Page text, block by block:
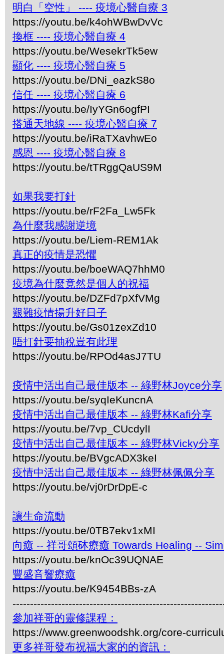
明白「空性」 ---- 疫境心醫自療 3
https://youtu.be/k4ohWBwDvVc
換框 ---- 疫境心醫自療 4
https://youtu.be/WesekrTk5ew
顯化 ---- 疫境心醫自療 5
https://youtu.be/DNi_eazkS8o
信任 ---- 疫境心醫自療 6
https://youtu.be/IyYGn6ogfPI
搭通天地線 ---- 疫境心醫自療 7
https://youtu.be/iRaTXavhwEo
感恩 ---- 疫境心醫自療 8
https://youtu.be/tTRggQaUS9M
如果我要打針
https://youtu.be/rF2Fa_Lw5Fk
為什麼我感謝逆境
https://youtu.be/Liem-REM1Ak
真正的疫情是恐懼
https://youtu.be/boeWAQ7hhM0
疫境為什麼竟然是個人的祝福
https://youtu.be/DZFd7pXfVMg
艱難疫情揚升好日子
https://youtu.be/Gs01zexZd10
唔打針要抽稅豈有此理
https://youtu.be/RPOd4asJ7TU
疫情中活出自己最佳版本 -- 綠野林Joyce分享
https://youtu.be/syqIeKuncnA
疫情中活出自己最佳版本 -- 綠野林Kafi分享
https://youtu.be/7vp_CUcdylI
疫情中活出自己最佳版本 -- 綠野林Vicky分享
https://youtu.be/BVgcADX3keI
疫情中活出自己最佳版本 -- 綠野林佩佩分享
https://youtu.be/vj0rDrDpE-c
讓生命流動
https://youtu.be/0TB7ekv1xMI
向癒 -- 祥哥頌砵療癒 Towards Healing --
https://youtu.be/knOc39UQNAE
豐盛音響療癒
https://youtu.be/K9454BBs-zA
參加祥哥的靈修課程：
https://www.greenwoodshk.org/core-
更多祥哥發布祝福大家的的資訊：